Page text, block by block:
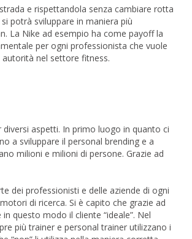
e rispettandola senza cambiare rotta
potrà sviluppare in maniera più
La Nike ad esempio ha come payoff la
per ogni professionista che vuole
nel settore fitness.
aspetti. In primo luogo in quanto ci
a sviluppare il personal brending e a
milioni e milioni di persone. Grazie ad
dei professionisti e delle aziende di ogni
di ricerca. Si è capito che grazie ad
questo modo il cliente “ideale”. Nel
più trainer e personal trainer utilizzano i